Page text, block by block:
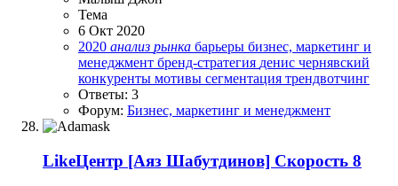
Тема
6 Окт 2020
2020 анализ рынка барьеры бизнес, маркетинг и
менеджмент бренд-стратегия денис чернявский
конкуренты мотивы сегментация трендвотчинг
Ответы: 3
Форум: Бизнес, маркетинг и менеджмент
LikeЦентр [Аяз Шабутдинов] Скорость 8